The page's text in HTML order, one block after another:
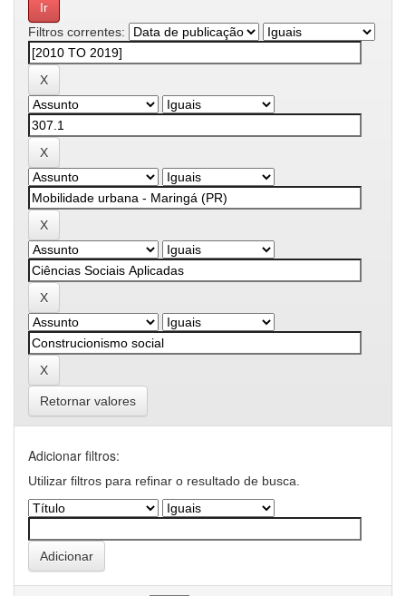
Filtros correntes:
Retornar valores
Adicionar filtros:
Utilizar filtros para refinar o resultado de busca.